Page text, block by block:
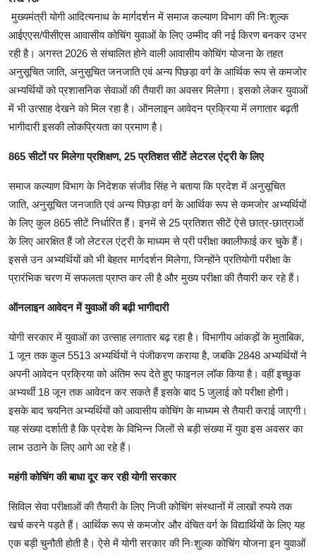
मुख्यमंत्री योगी आदित्यनाथ के मार्गदर्शन में समाज कल्याण विभाग की निःशुल्क
आईएएस/पीसीएस आवासीय कोचिंग युवाओं के लिए उम्मीद की नई किरण बनकर उभर
रही है। अगस्त 2026 से संचालित होने वाली आवासीय कोचिंग योजना के तहत
अनुसूचित जाति, अनुसूचित जनजाति एवं अन्य पिछड़ा वर्ग के आर्थिक रूप से कमजोर
अभ्यर्थियों को प्रशासनिक सेवाओं की तैयारी का अवसर मिलेगा। इसको लेकर युवाओं
में भी उत्साह देखने को मिल रहा है। ऑनलाइन आवेदन प्रक्रिया में लगातार बढ़ती
भागीदारी इसकी लोकप्रियता का प्रमाण है।
865 सीटों पर मिलेगा प्रशिक्षण, 25 प्रतिशत सीटें लेटरल एंट्री के लिए
समाज कल्याण विभाग के निदेशक संजीव सिंह ने बताया कि प्रदेश में अनुसूचित
जाति, अनुसूचित जनजाति एवं अन्य पिछड़ा वर्ग के आर्थिक रूप से कमजोर अभ्यर्थियों
के लिए कुल 865 सीटें निर्धारित हैं। इनमें से 25 प्रतिशत सीटें ऐसे छात्र-छात्राओं
के लिए आरक्षित हैं जो लेटरल एंट्री के माध्यम से प्री परीक्षा क्वालीफाई कर चुके हैं।
इससे उन अभ्यर्थियों को भी बेहतर मार्गदर्शन मिलेगा, जिन्होंने प्रतियोगी परीक्षा के
प्रारंभिक चरण में सफलता प्राप्त कर ली है और मुख्य परीक्षा की तैयारी कर रहे हैं।
ऑनलाइन आवेदन में युवाओं की बढ़ी भागीदारी
योगी सरकार में युवाओं का उत्साह लगातार बढ़ रहा है। विभागीय आंकड़ों के मुताबिक,
1 जून तक कुल 5513 अभ्यर्थियों ने पंजीकरण कराया है, जबकि 2848 अभ्यर्थियों ने
अपनी आवेदन प्रक्रिया को अंतिम रूप देते हुए फाइनल लॉक किया है। वहीं इच्छुक
अभ्यर्थी 18 जून तक आवेदन कर सकते हैं इसके बाद 5 जुलाई को परीक्षा होगी।
इसके बाद चयनित अभ्यर्थियों को आवासीय कोचिंग के माध्यम से तैयारी कराई जाएगी।
यह संख्या दर्शाती है कि प्रदेश के विभिन्न जिलों से बड़ी संख्या में युवा इस अवसर का
लाभ उठाने के लिए आगे आ रहे हैं।
महंगी कोचिंग की बाधा दूर कर रही योगी सरकार
सिविल सेवा परीक्षाओं की तैयारी के लिए निजी कोचिंग संस्थानों में लाखों रुपये तक
खर्च करने पड़ते हैं। आर्थिक रूप से कमजोर और वंचित वर्ग के विद्यार्थियों के लिए यह
एक बड़ी चुनौती होती है। ऐसे में योगी सरकार की निःशुल्क कोचिंग योजना इन युवाओं